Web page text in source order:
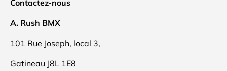
Contactez-nous
A. Rush BMX
101 Rue Joseph, local 3,
Gatineau J8L 1E8